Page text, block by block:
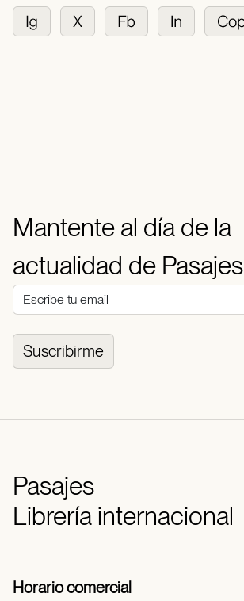
Mantente al día de la
actualidad de Pasajes
Suscribirme
Pasajes
Librería internacional
Horario comercial